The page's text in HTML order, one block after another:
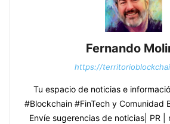
Fernando
https://
Tu espacio de noticias e
#Blockchain #FinTech y Comunidad
Envíe sugerencias de noticias| PR |